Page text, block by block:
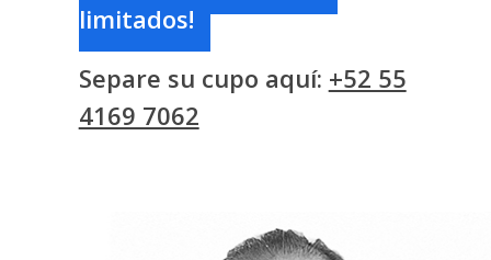
limitados!
Separe su cupo aquí: +52 55
4169 7062